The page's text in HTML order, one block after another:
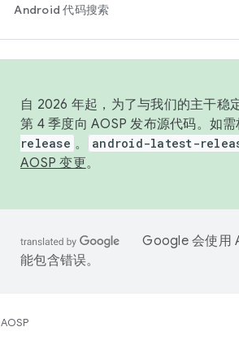
Android 代码搜索
自 2026 年起，为了与我们的主干稳
第 4 季度向 AOSP 发布源代码。如
release 。 android-latest-
AOSP 变更。
Google 会使用
能包含错误。
AOSP